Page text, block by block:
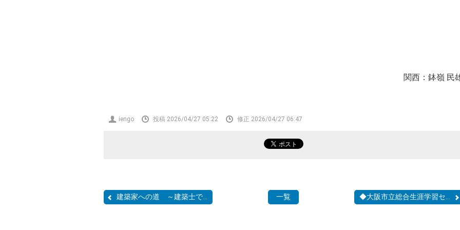
関西：鉢嶺 民
iengo 投稿 2026/04/27 05:22 修正 2026/04/27 06:47
建築家への道 ～建築士で... ◆大阪市立総合生涯学習セ...
一覧